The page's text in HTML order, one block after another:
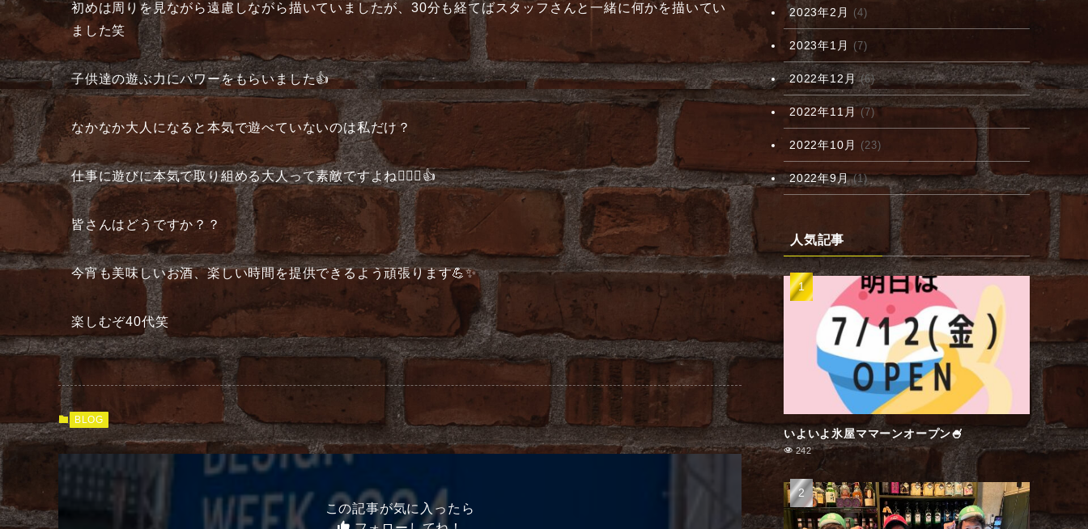
初めは周りを見ながら遠慮しながら描いていましたが、30分も経てばスタッフさんと一緒に何かを描いてい
ました笑
子供達の遊ぶ力にパワーをもらいました👍
なかなか大人になると本気で遊べていないのは私だけ？
仕事に遊びに本気で取り組める大人って素敵ですよね🧔🏻‍♂️👍
皆さんはどうですか？？
今宵も美味しいお酒、楽しい時間を提供できるよう頑張ります💪✨
楽しむぞ40代笑
BLOG
この記事が気に入ったら
2023年2月 (4)
2023年1月 (7)
2022年12月(6)
2022年11月 (7)
2022年10月 (23)
2022年9月(1)
人気記事
いよいよ氷屋ママーンオープン🍧
242